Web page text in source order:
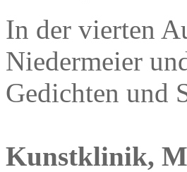
In der vierten
Niedermeier
Gedichten und
Kunstklinik,